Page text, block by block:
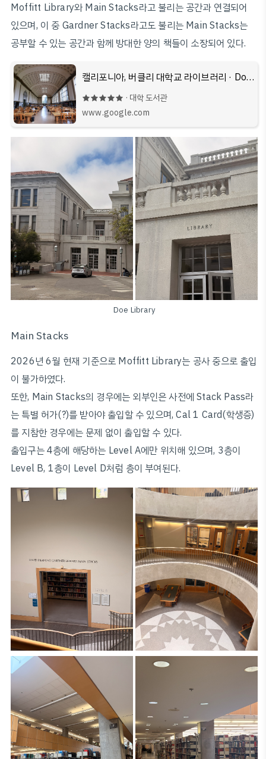
Moffitt Library와 Main Stacks라고 불리는 공간과 연결되어
있으며, 이 중 Gardner Stacks라고도 불리는 Main Stacks는
공부할 수 있는 공간과 함께 방대한 양의 책들이 소장되어 있다.
캘리포니아, 버클리 대학교 라이브러리 · Doe Library, Campanile Way, Berkeley, CA 94720 미국
★★★★★ · 대학 도서관
www.google.com
Doe Library
Main Stacks
2026년 6월 현재 기준으로 Moffitt Library는 공사 중으로 출입
이 불가하였다.
또한, Main Stacks의 경우에는 외부인은 사전에 Stack Pass라
는 특별 허가(?)를 받아야 출입할 수 있으며, Cal 1 Card(학생증)
를 지참한 경우에는 문제 없이 출입할 수 있다.
출입구는 4층에 해당하는 Level A에만 위치해 있으며, 3층이
Level B, 1층이 Level D처럼 층이 부여된다.